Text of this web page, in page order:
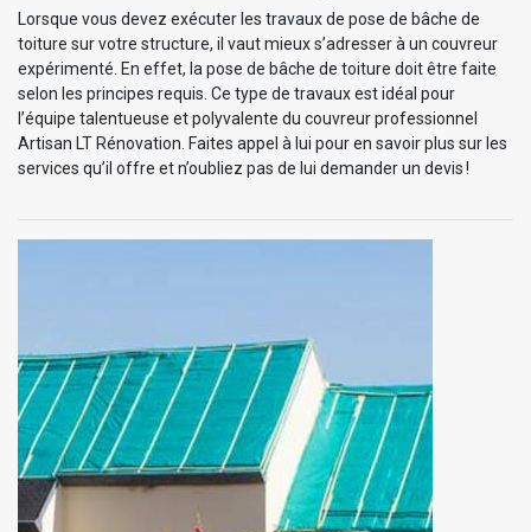
Lorsque vous devez exécuter les travaux de pose de bâche de
toiture sur votre structure, il vaut mieux s’adresser à un couvreur
expérimenté. En effet, la pose de bâche de toiture doit être faite
selon les principes requis. Ce type de travaux est idéal pour
l’équipe talentueuse et polyvalente du couvreur professionnel
Artisan LT Rénovation. Faites appel à lui pour en savoir plus sur les
services qu’il offre et n’oubliez pas de lui demander un devis !